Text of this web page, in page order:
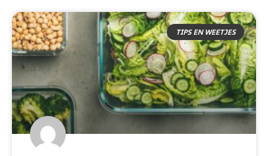
TIPS EN WEETJES